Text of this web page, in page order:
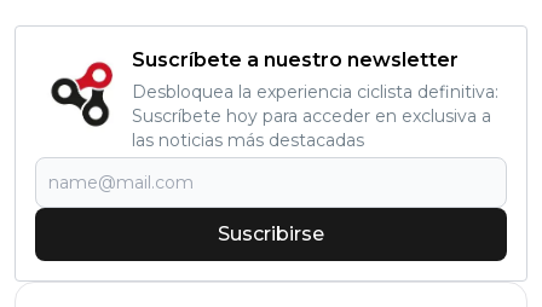
Suscríbete a nuestro newsletter
Desbloquea la experiencia ciclista definitiva:
Suscríbete hoy para acceder en exclusiva a
las noticias más destacadas
Suscribirse